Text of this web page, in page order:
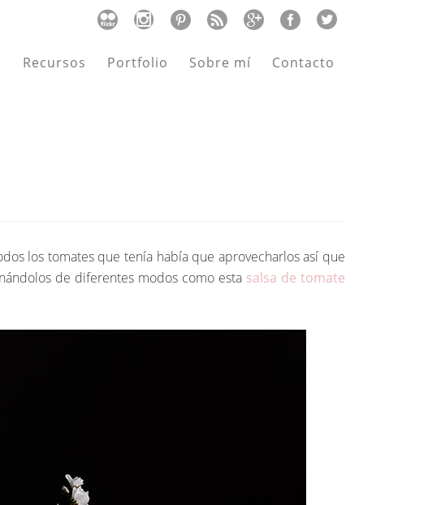
Recursos Portfolio Sobre mí Contacto
los tomates que tenía había que aprovecharlos así que
de diferentes modos como esta salsa de tomate